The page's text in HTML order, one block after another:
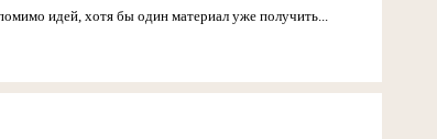
идей, хотя бы один материал уже получить...